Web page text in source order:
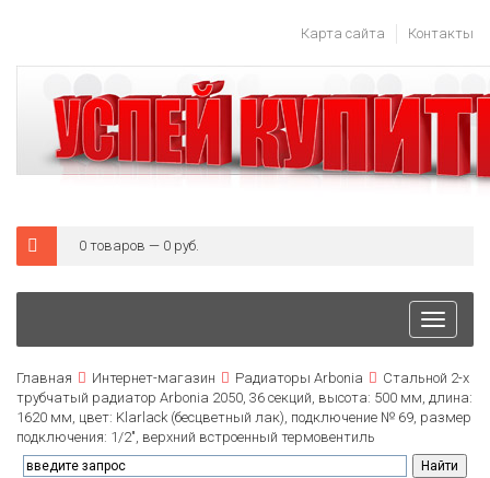
Карта сайта Контакты
0 товаров — 0 руб.
Toggle
Главная Интернет-магазин Радиаторы Arbonia
Стальной 2-х
трубчатый радиатор Arbonia 2050, 36 секций, высота: 500 мм, длина:
1620 мм, цвет: Klarlack (бесцветный лак), подключение № 69, размер
подключения: 1/2", верхний встроенный термовентиль